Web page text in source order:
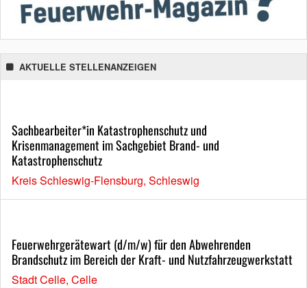
AKTUELLE STELLENANZEIGEN
Sachbearbeiter*in Katastrophenschutz und
Krisenmanagement im Sachgebiet Brand- und
Katastrophenschutz
Kreis Schleswig-Flensburg, Schleswig
Feuerwehrgerätewart (d/m/w) für den Abwehrenden
Brandschutz im Bereich der Kraft- und Nutzfahrzeugwerkstatt
Stadt Celle, Celle